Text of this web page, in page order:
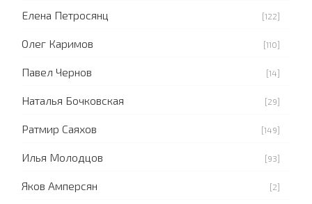
Елена Петросянц [122]
Олег Каримов [110]
Павел Чернов [14]
Наталья Бочковская [29]
Ратмир Саяхов [149]
Илья Молодцов [93]
Яков Амперсян [2]